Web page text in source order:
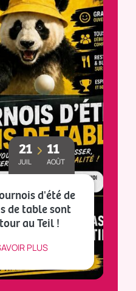
21
JUIL
11
AOÛT
d'été de
de table sont
au Teil !
PLUS